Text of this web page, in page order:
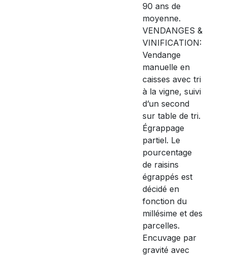
90 ans de
moyenne.
VENDANGES &
VINIFICATION:
Vendange
manuelle en
caisses avec tri
à la vigne, suivi
d’un second
sur table de tri.
Égrappage
partiel. Le
pourcentage
de raisins
égrappés est
décidé en
fonction du
millésime et des
parcelles.
Encuvage par
gravité avec